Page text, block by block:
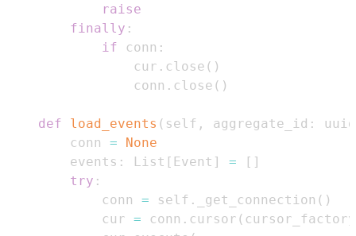
raise
finally :
if conn :
                cur
. close ( )
                conn
. close ( )
def load_events ( self , aggregate_id :
uuid
        conn
=
None
        events
: List [ Event ] = [ ]
try :
            conn
= self . _get_connection ( )
            cur
= conn . cursor ( cursor_factory